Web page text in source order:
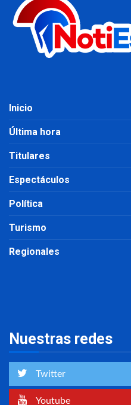
Inicio
Última hora
Titulares
Espectáculos
Política
Turismo
Regionales
Nuestras redes
Twitter
Youtube